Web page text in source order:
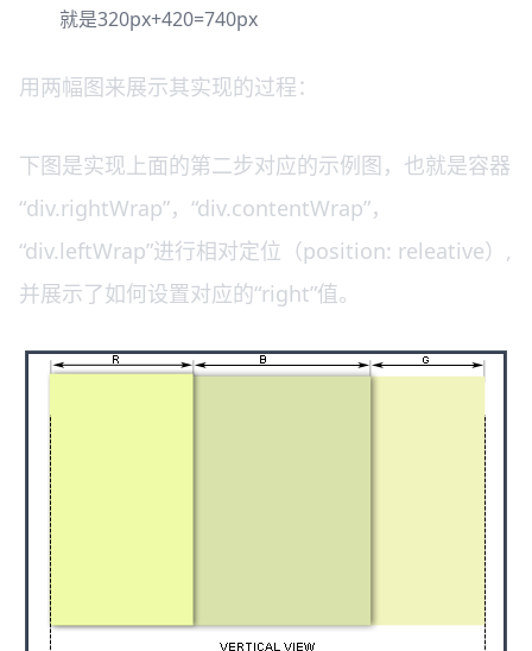
就是320px+420=740px
用两幅图来展示其实现的过程：
下图是实现上面的第二步对应的示例图，也就是容器
“div.rightWrap”，“div.contentWrap”，
“div.leftWrap”进行相对定位（position: releative）,
并展示了如何设置对应的“right”值。